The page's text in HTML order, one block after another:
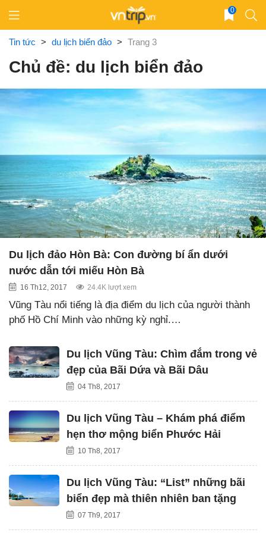
content
0
Tin tức > du lịch biển đảo > Trang 3
Chủ đề: du lịch biển đảo
Du lịch đảo Hòn Bà: Con đường bí ẩn dưới
nước dẫn tới miếu Hòn Bà
16 Th12, 2017 24.4K lượt xem
Vũng Tàu nổi tiếng là địa điểm du lịch của người thành
phố Hồ Chí Minh vào những kỳ nghỉ.…
Du lịch Vũng Tàu: Chìm đắm trong vẻ
đẹp của Bãi Dứa và Bãi Dâu
04 Th8, 2017
Du lịch Vũng Tàu – Khám phá điểm
hẹn thơ mộng biển Phước Hải
10 Th8, 2017
Du lịch Vũng Tàu: “List” những bãi
biển đẹp mà thiên nhiên ban tặng
07 Th9, 2017